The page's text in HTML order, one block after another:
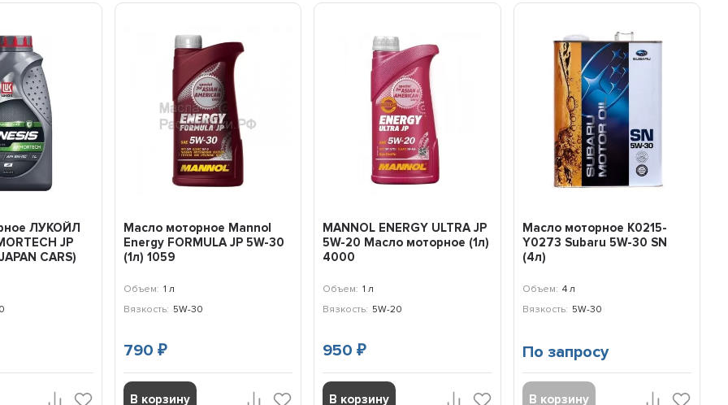
ЛУКОЙЛ
JP
CARS)
Масло моторное Mannol
Energy FORMULA JP 5W-30
(1л) 1059
Объем: 1 л
Вязкость: 5W-30
790₽
В корзину
MANNOL ENERGY ULTRA JP
5W-20 Масло моторное (1л)
4000
Объем: 1 л
Вязкость: 5W-20
950₽
В корзину
Масло моторное K0215-
Y0273 Subaru 5W-30 SN
(4л)
Объем: 4 л
Вязкость: 5W-30
По запросу
В корзину